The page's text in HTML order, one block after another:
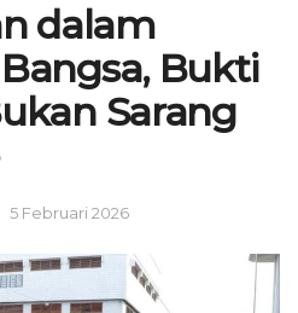
dalam
Bukti
Sarang
5 Februari 2026